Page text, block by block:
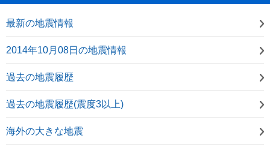
最新の地震情報
2014年10月08日の地震情報
過去の地震履歴
過去の地震履歴(震度3以上)
海外の大きな地震